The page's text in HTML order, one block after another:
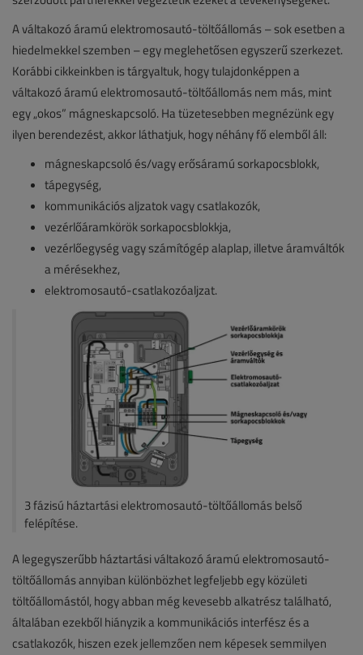
A váltakozó áramú elektromosautó-töltőállomás – sok esetben a
hiedelmekkel szemben – egy meglehetősen egyszerű szerkezet.
Korábbi cikkeinkben is tárgyaltuk, hogy tulajdonképpen a
váltakozó áramú elektromosautó-töltőállomás nem más, mint
egy „okos” mágneskapcsoló. Ha tüzetesebben megnézünk egy
ilyen berendezést, akkor láthatjuk, hogy néhány fő elemből áll:
mágneskapcsoló és/vagy erősáramú sorkapocsblokk,
tápegység,
kommunikációs aljzatok vagy csatlakozók,
vezérlőáramkörök sorkapocsblokkja,
vezérlőegység vagy számítógép alaplap, illetve áramváltók
a mérésekhez,
elektromosautó-csatlakozóaljzat.
3 fázisú háztartási elektromosautó-töltőállomás belső
felépítése.
A legegyszerűbb háztartási váltakozó áramú elektromosautó-
töltőállomás annyiban különbözhet legfeljebb egy közületi
töltőállomástól, hogy abban még kevesebb alkatrész található,
általában ezekből hiányzik a kommunikációs interfész és a
csatlakozók, hiszen ezek jellemzően nem képesek semmilyen